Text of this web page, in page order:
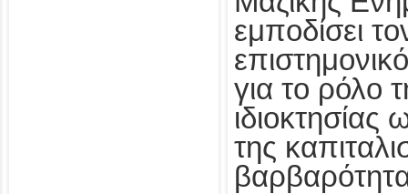
εμποδίσει
για το ρόλο
ιδιοκτησίας
της